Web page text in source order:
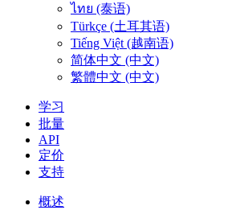
ไทย (泰语)
Türkçe (土耳其语)
Tiếng Việt (越南语)
简体中文 (中文)
繁體中文 (中文)
学习
批量
API
定价
支持
概述